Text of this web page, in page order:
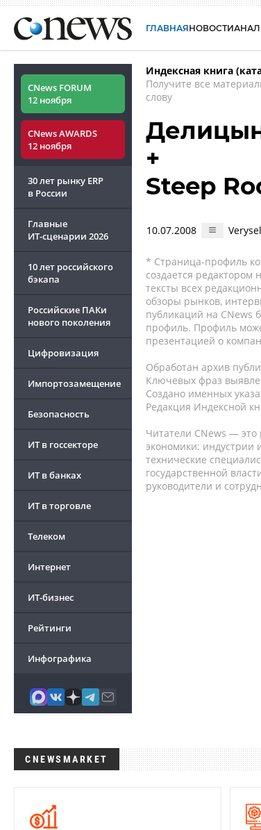
ГЛАВНАЯНОВОСТИ
CNews FORUM
12 ноября
CNews AWARDS
12 ноября
30 лет рынку ERP
в России
Главные
ИТ-сценарии 2026
10 лет российского
бэкапа
Российские ПАКи
нового поколения
Цифровизация
Импортозамещение
Безопасность
ИТ в госсекторе
ИТ в банках
ИТ в торговле
Телеком
Интернет
ИТ-бизнес
Рейтинги
Инфографика
Индексная книга
Получите все
слову
+
Steep
10.07.2008
* Страница-профиль
создается
тексты всех
обзоры рынков,
публикаций на CNews
профиль. Профиль
презентацией о
Обработан архив
Ключевых фраз
Создано именных
Редакция Индексной
Читатели CNews — это
экономики: индустрии
технические
государственной
руководители и
CNEWSMARKET